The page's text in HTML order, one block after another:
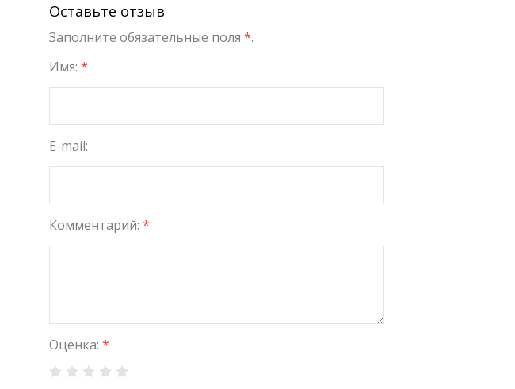
Оставьте отзыв
Заполните обязательные поля *.
Имя: *
E-mail:
Комментарий: *
Оценка: *